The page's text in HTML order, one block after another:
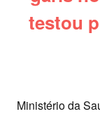
testou
Ministério da